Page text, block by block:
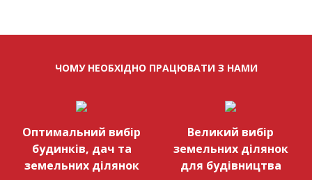
ЧОМУ НЕОБХІДНО ПРАЦЮВАТИ З НАМИ
Оптимальний вибір
будинків, дач та
земельних ділянок
Великий вибір
земельних ділянок
для будівництва